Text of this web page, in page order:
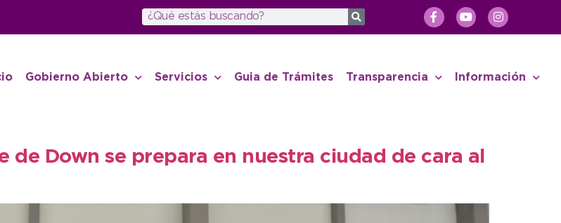
Gobierno Abierto Servicios Guia de Trámites Transparencia Información
de Down se prepara en nuestra ciudad de cara al